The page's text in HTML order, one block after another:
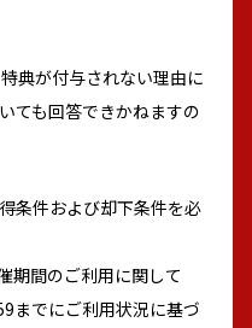
典が付与されない理由に
ても回答できかねますの
条件および却下条件を必
期間のご利用に関して
までにご利用状況に基づ